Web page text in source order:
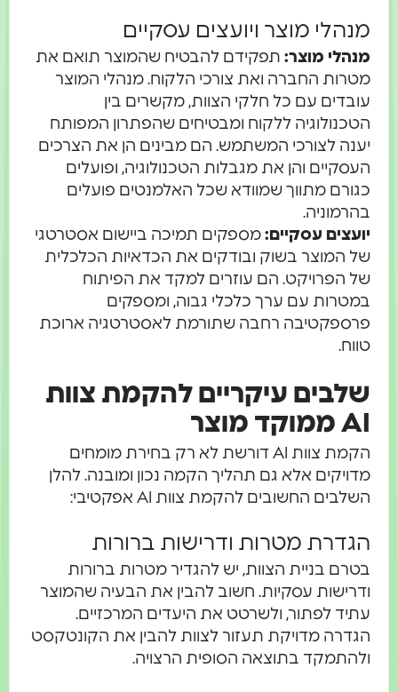
מנהלי מוצר ויועצים עסקיים
מנהלי מוצר: תפקידם להבטיח שהמוצר תואם את
מטרות החברה ואת צורכי הלקוח. מנהלי המוצר
עובדים עם כל חלקי הצוות, מקשרים בין
הטכנולוגיה ללקוח ומבטיחים שהפתרון המפותח
יענה לצורכי המשתמש. הם מבינים הן את הצרכים
העסקיים והן את מגבלות הטכנולוגיה, ופועלים
כגורם מתווך שמוודא שכל האלמנטים פועלים
בהרמוניה.
יועצים עסקיים: מספקים תמיכה ביישום אסטרטגי
של המוצר בשוק ובודקים את הכדאיות הכלכלית
של הפרויקט. הם עוזרים למקד את הפיתוח
במטרות עם ערך כלכלי גבוה, ומספקים
פרספקטיבה רחבה שתורמת לאסטרטגיה ארוכת
טווח.
שלבים עיקריים להקמת צוות
AI ממוקד מוצר
הקמת צוות AI דורשת לא רק בחירת מומחים
מדויקים אלא גם תהליך הקמה נכון ומובנה. להלן
השלבים החשובים להקמת צוות AI אפקטיבי:
הגדרת מטרות ודרישות ברורות
בטרם בניית הצוות, יש להגדיר מטרות ברורות
ודרישות עסקיות. חשוב להבין את הבעיה שהמוצר
עתיד לפתור, ולשרטט את היעדים המרכזיים.
הגדרה מדויקת תעזור לצוות להבין את הקונטקסט
ולהתמקד בתוצאה הסופית הרצויה.